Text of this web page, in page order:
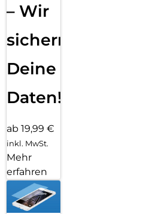
– Wir
sichern
Deine
Daten!
ab 19,99 €
inkl. MwSt.
Mehr
erfahren